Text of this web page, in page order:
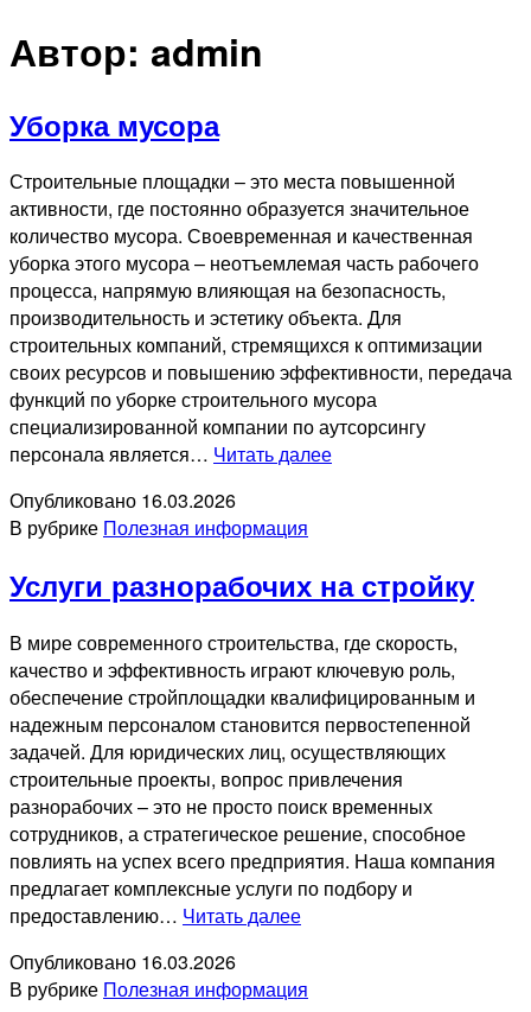
Автор: admin
Уборка мусора
Строительные площадки – это места повышенной
активности, где постоянно образуется значительное
количество мусора. Своевременная и качественная
уборка этого мусора – неотъемлемая часть рабочего
процесса, напрямую влияющая на безопасность,
производительность и эстетику объекта. Для
строительных компаний, стремящихся к оптимизации
своих ресурсов и повышению эффективности, передача
функций по уборке строительного мусора
специализированной компании по аутсорсингу
персонала является… Читать далееУборка
Опубликовано 16.03.2026
В рубрике Полезная информация
Услуги разнорабочих на стройку
В мире современного строительства, где скорость,
качество и эффективность играют ключевую роль,
обеспечение стройплощадки квалифицированным и
надежным персоналом становится первостепенной
задачей. Для юридических лиц, осуществляющих
строительные проекты, вопрос привлечения
разнорабочих – это не просто поиск временных
сотрудников, а стратегическое решение, способное
повлиять на успех всего предприятия. Наша компания
предлагает комплексные услуги по подбору и
предоставлению… Читать далееУслуги
стройку
Опубликовано 16.03.2026
В рубрике Полезная информация